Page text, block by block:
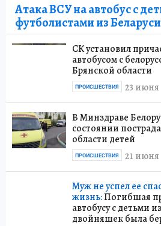
Атака ВСУ на автобус с
футболистами из Беларуси
СК установил
автобусом с
Брянской области
23 июня
ПРОИСШЕСТВИЯ
В Минздраве
состоянии
области детей
21 июня
ПРОИСШЕСТВИЯ
Муж не успел ее
жизнь:Погибшая
автобусу с детьми
двойняшек была